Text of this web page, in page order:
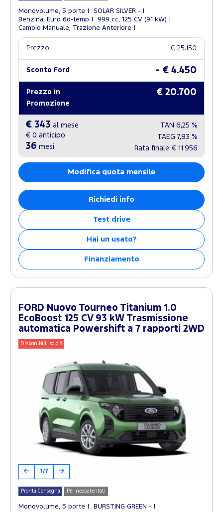
Monovolume, 5 porte
SOLAR SILVER -
Benzina, Euro 6d-temp
999 cc, 125 CV (91 kW)
Cambio Manuale, Trazione Anteriore
Prezzo € 25.150
Sconto Ford - € 4.450
Prezzo in
Promozione
€ 20.700
€ 343 al mese
€ 0 anticipo
36 mesi
TAN 6,25 %
TAEG 7,83 %
Rata finale € 11.956
Modifica quota mensile
Richiedi info
Test drive
Hai un usato?
Finanziamento
FORD Nuovo Tourneo Titanium 1.0
EcoBoost 125 CV 93 kW Trasmissione
automatica Powershift a 7 rapporti 2WD
Disponibili: solo1
1/7
Pronta Consegna Per neopatentati
Monovolume, 5 porte
BURSTING GREEN -